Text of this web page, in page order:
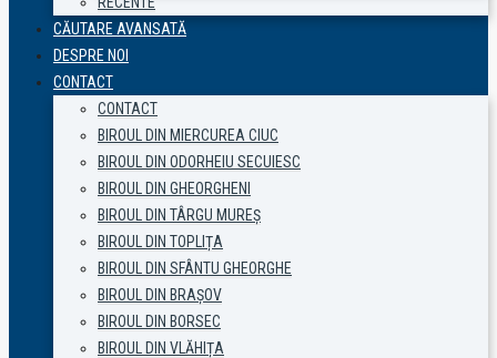
CĂUTARE AVANSATĂ
DESPRE NOI
CONTACT
CONTACT
BIROUL DIN MIERCUREA CIUC
BIROUL DIN ODORHEIU SECUIESC
BIROUL DIN GHEORGHENI
BIROUL DIN TÂRGU MUREȘ
BIROUL DIN TOPLIȚA
BIROUL DIN SFÂNTU GHEORGHE
BIROUL DIN BRAȘOV
BIROUL DIN BORSEC
BIROUL DIN VLĂHIȚA